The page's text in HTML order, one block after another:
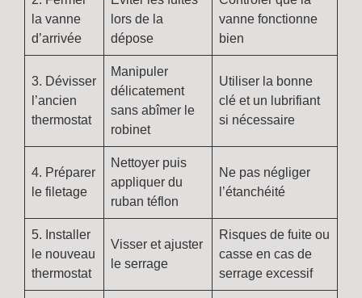
la vanne
d’arrivée
lors de la
dépose
vanne fonctionne
bien
3. Dévisser
l’ancien
thermostat
Manipuler
délicatement
sans abîmer le
robinet
Utiliser la bonne
clé et un lubrifiant
si nécessaire
4. Préparer
le filetage
Nettoyer puis
appliquer du
ruban téflon
Ne pas négliger
l’étanchéité
5. Installer
le nouveau
thermostat
Visser et ajuster
le serrage
Risques de fuite ou
casse en cas de
serrage excessif